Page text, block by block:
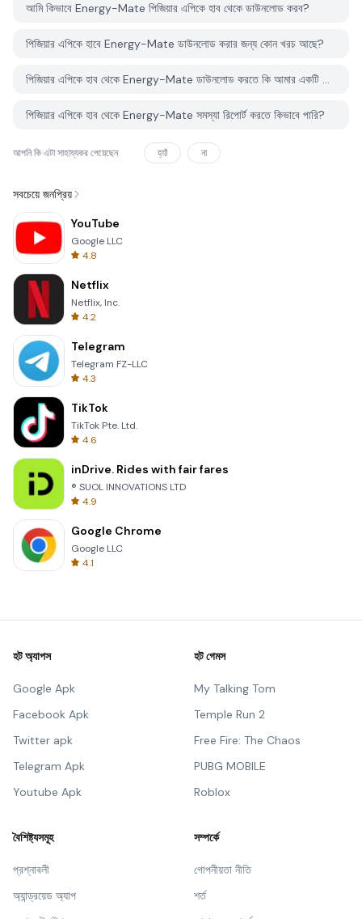
আমি কিভাবে Energy-Mate পিজিয়ার এপিকে হাব থেকে ডাউনলোড করব?
পিজিয়ার এপিকে হাবে Energy-Mate ডাউনলোড করার জন্য কোন খরচ আছে?
পিজিয়ার এপিকে হাব থেকে Energy-Mate ডাউনলোড করতে কি আমার একটি অ্যাকাউন্ট দরকার?
পিজিয়ার এপিকে হাব থেকে Energy-Mate সমস্যা রিপোর্ট করতে কিভাবে পারি?
আপনি কি এটা সাহায্যকর পেয়েছেন হ্যাঁ না
সবচেয়ে জনপ্রিয়
YouTube
Google LLC
4.8
Netflix
Netflix, Inc.
4.2
Telegram
Telegram FZ-LLC
4.3
TikTok
TikTok Pte. Ltd.
4.6
inDrive. Rides with fair fares
® SUOL INNOVATIONS LTD
4.9
Google Chrome
Google LLC
4.1
হট অ্যাপস
Google Apk
Facebook Apk
Twitter apk
Telegram Apk
Youtube Apk
হট গেমস
My Talking Tom
Temple Run 2
Free Fire: The Chaos
PUBG MOBILE
Roblox
বৈশিষ্ট্যসমূহ
প্রশ্নাবলী
অ্যান্ড্রয়েড অ্যাপ
সম্পর্কে
গোপনীয়তা নীতি
শর্ত